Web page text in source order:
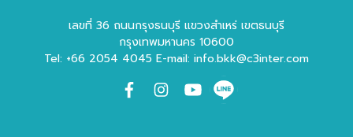
เลขที่ 36 ถนนกรุงธนบุรี แขวงสำเหร่ เขตธนบุรี
กรุงเทพมหานคร 10600
Tel: +66 2054 4045 E-mail: info.bkk@c3inter.com